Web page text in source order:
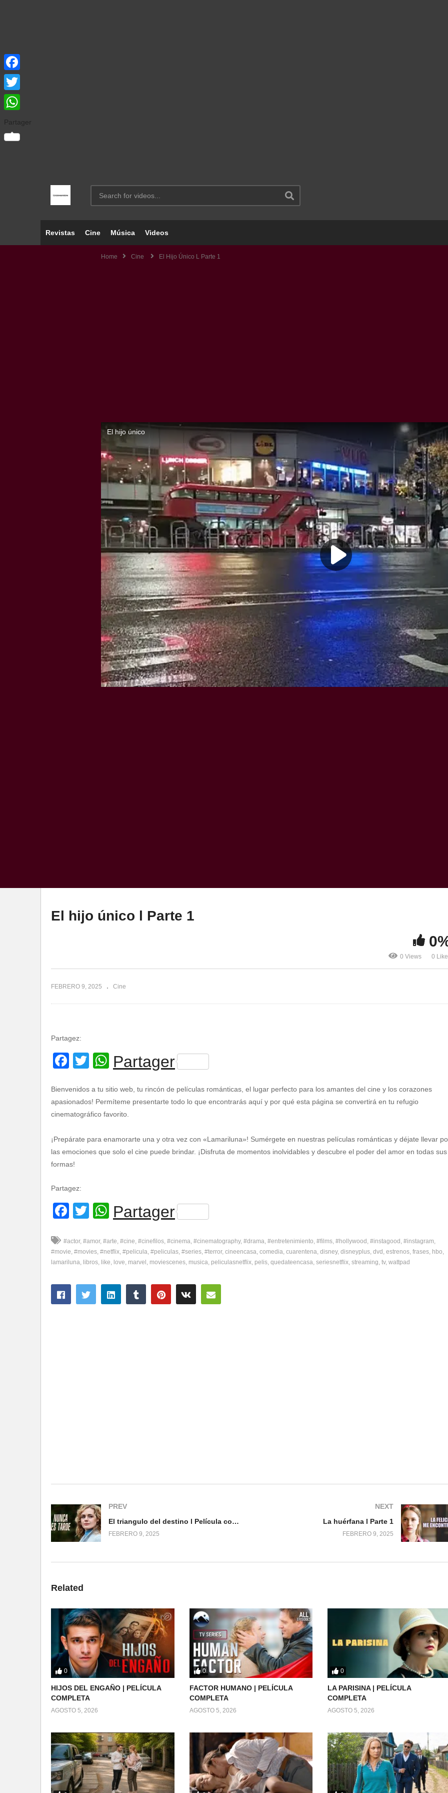
Revistas Cine Música Videos
Home Cine El Hijo Único L Parte 1
El hijo único l Parte 1
0 Views 0
FEBRERO 9, 2025 Cine
Partagez:
Facebook
Twitter
WhatsApp
Partager
Bienvenidos a tu sitio web, tu rincón de películas románticas, el lugar perfecto para los amantes del cine y los corazones
apasionados! Permíteme presentarte todo lo que encontrarás aquí y por qué esta página se convertirá en tu refugio
cinematográfico favorito.
¡Prepárate para enamorarte una y otra vez con «Lamariluna»! Sumérgete en nuestras películas románticas y déjate llevar
las emociones que solo el cine puede brindar. ¡Disfruta de momentos inolvidables y descubre el poder del amor en todas sus
formas!
Partagez:
Facebook
Twitter
WhatsApp
Partager
#actor #amor #arte #cine #cinefilos #cinema #cinematography #drama #entretenimiento #films #hollywood #instagood #instagram
#movie #movies #netflix #pelicula #peliculas #series #terror cineencasa comedia cuarentena disney disneyplus dvd estrenos frases hbo
lamariluna libros like love marvel moviescenes musica peliculasnetflix pelis quedateencasa seriesnetflix streaming tv wattpad
PREV
El triangulo del destino l Película completa
FEBRERO 9, 2025
NEXT
La huérfana l Parte 1
FEBRERO 9, 2025
Related
0
HIJOS DEL ENGAÑO | PELÍCULA
COMPLETA
AGOSTO 5, 2026
0
FACTOR HUMANO | PELÍCULA
COMPLETA
AGOSTO 5, 2026
0
LA PARISINA | PELÍCULA
COMPLETA
AGOSTO 5, 2026
Facebook
Twitter
WhatsApp
Partager